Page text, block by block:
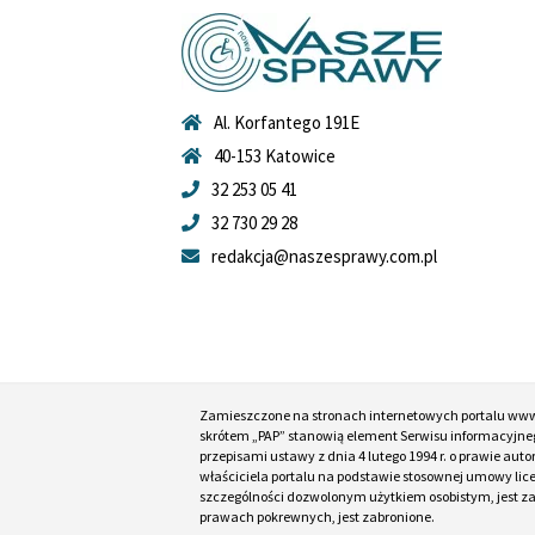
Al. Korfantego 191E
40-153 Katowice
32 253 05 41
32 730 29 28
redakcja@naszesprawy.com.pl
Zamieszczone na stronach internetowych portalu
skrótem „PAP” stanowią element Serwisu
przepisami ustawy z dnia 4 lutego 1994 r. o prawie
właściciela portalu na podstawie stosownej umowy
szczególności dozwolonym użytkiem osobistym, jest
prawach pokrewnych, jest zabronione.